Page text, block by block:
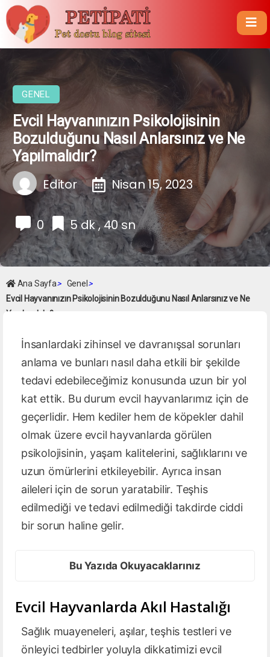
GENEL
Evcil Hayvanınızın Psikolojisinin
Bozulduğunu Nasıl Anlarsınız ve Ne
Yapılmalıdır?
Editor Nisan 15, 2023
0 5 dk , 40 sn
Ana Sayfa> Genel >
Evcil Hayvanınızın Psikolojisinin Bozulduğunu Nasıl Anlarsınız ve Ne
Yapılmalıdır?
İnsanlardaki zihinsel ve davranışsal sorunları
anlama ve bunları nasıl daha etkili bir şekilde
tedavi edebileceğimiz konusunda uzun bir yol
kat ettik. Bu durum evcil hayvanlarımız için de
geçerlidir. Hem kediler hem de köpekler dahil
olmak üzere evcil hayvanlarda görülen
psikolojisinin, yaşam kalitelerini, sağlıklarını ve
uzun ömürlerini etkileyebilir. Ayrıca insan
aileleri için de sorun yaratabilir. Teşhis
edilmediği ve tedavi edilmediği takdirde ciddi
bir sorun haline gelir.
Bu Yazıda Okuyacaklarınız
Evcil Hayvanlarda Akıl Hastalığı
Sağlık muayeneleri, aşılar, teşhis testleri ve
önleyici tedbirler yoluyla dikkatimizi evcil